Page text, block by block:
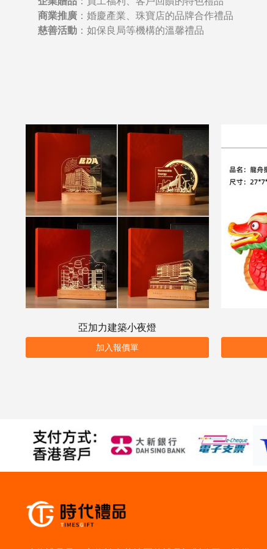
商業推廣 ：婚慶產業、珠寶店的品牌合作禮品
慈善活動 ：如保良局等機構的溫馨禮品
亞加力建築小夜燈
加入報價單